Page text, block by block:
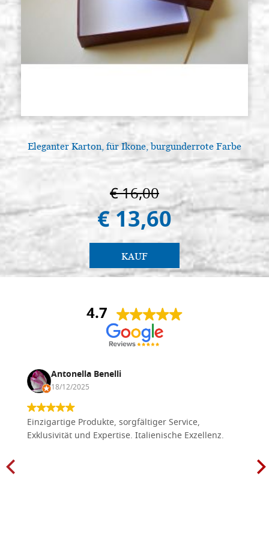
Eleganter Karton, für Ikone, burgunderrote Farbe
€ 16,00
€ 13,60
KAUF
4.7
Antonella Benelli
18/12/2025
Einzigartige Produkte, sorgfältiger Service,
Exklusivität und Expertise. Italienische Exzellenz.